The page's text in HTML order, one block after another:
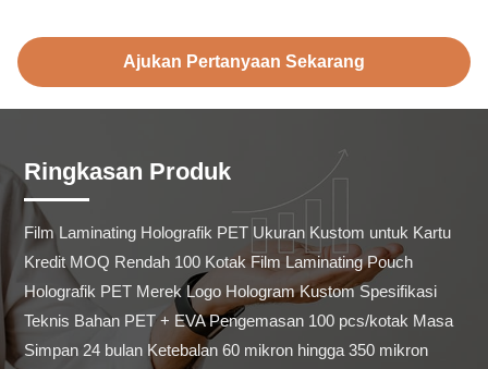
Ajukan Pertanyaan Sekarang
Ringkasan Produk
Film Laminating Holografik PET Ukuran Kustom untuk Kartu
Kredit MOQ Rendah 100 Kotak Film Laminating Pouch
Holografik PET Merek Logo Hologram Kustom Spesifikasi
Teknis Bahan PET + EVA Pengemasan 100 pcs/kotak Masa
Simpan 24 bulan Ketebalan 60 mikron hingga 350 mikron